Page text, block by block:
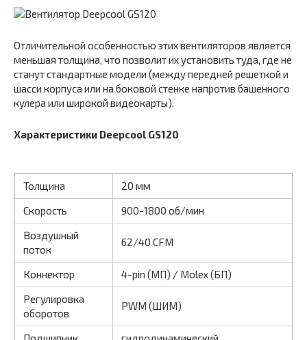
Отличительной особенностью этих вентиляторов является
меньшая толщина, что позволит их установить туда, где не
станут стандартные модели (между передней решеткой и
шасси корпуса или на боковой стенке напротив башенного
кулера или широкой видеокарты).
Характеристики Deepcool GS120
Толщина
20 мм
Скорость
900-1800 об/мин
Воздушный
поток
62/40 CFM
Коннектор
4-pin (МП) / Molex (БП)
Регулировка
оборотов
PWM (ШИМ)